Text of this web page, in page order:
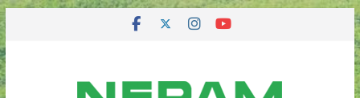
Skip
to
content